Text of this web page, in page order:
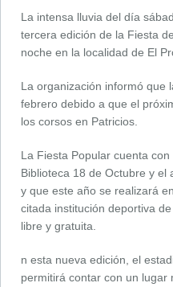
La intensa lluvia del día
tercera edición de la Fiesta
noche en la localidad de El
La organización informó que
febrero debido a que el
los corsos en Patricios.
La Fiesta Popular cuenta
Biblioteca 18 de Octubre y el
y que este año se realizará
citada institución deportiva
libre y gratuita.
n esta nueva edición, el
permitirá contar con un lugar